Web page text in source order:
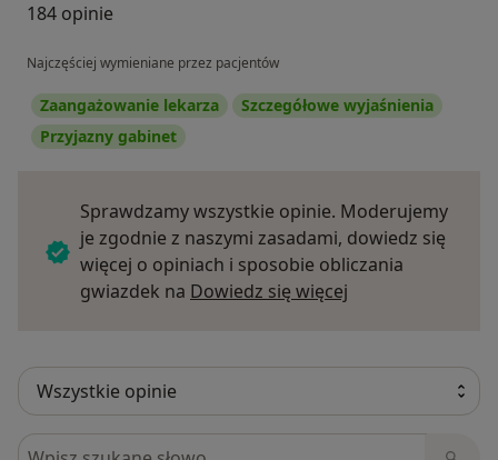
184 opinie
Najczęściej wymieniane przez pacjentów
Zaangażowanie lekarza
Szczegółowe wyjaśnienia
Przyjazny gabinet
Sprawdzamy wszystkie opinie. Moderujemy
je zgodnie z naszymi zasadami, dowiedz się
więcej o opiniach i sposobie obliczania
gwiazdek na Dowiedz się więcej
Szukaj w opiniach